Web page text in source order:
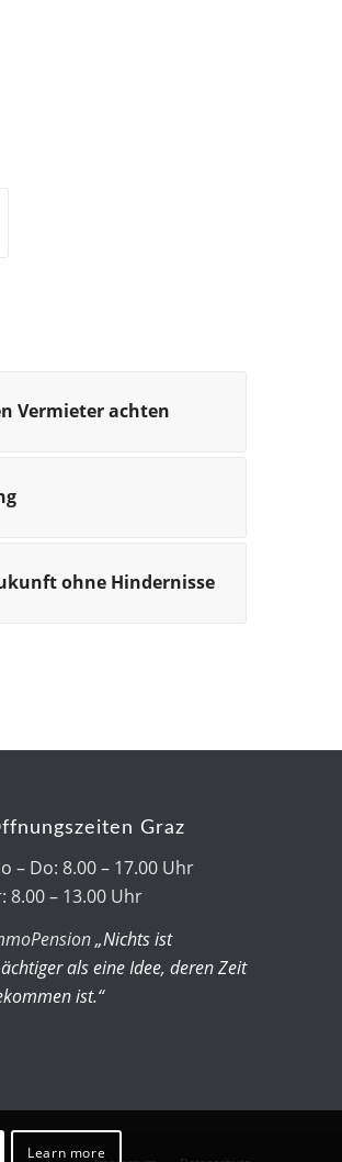
Vermieter achten
ohne Hindernisse
Graz
– Do: 8.00 – 17.00 Uhr
8.00 – 13.00 Uhr
„Nichts ist
als eine Idee, deren Zeit
ist.“
Learn more